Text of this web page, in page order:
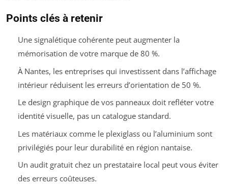
Points clés à retenir
Une signalétique cohérente peut augmenter la
mémorisation de votre marque de 80 %.
À Nantes, les entreprises qui investissent dans l’affichage
intérieur réduisent les erreurs d’orientation de 50 %.
Le design graphique de vos panneaux doit refléter votre
identité visuelle, pas un catalogue standard.
Les matériaux comme le plexiglass ou l’aluminium sont
privilégiés pour leur durabilité en région nantaise.
Un audit gratuit chez un prestataire local peut vous éviter
des erreurs coûteuses.